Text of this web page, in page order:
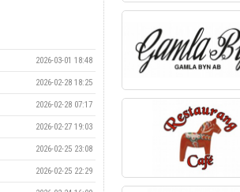
2026-03-01 18:48
2026-02-28 18:25
2026-02-28 07:17
2026-02-27 19:03
2026-02-25 23:08
2026-02-25 22:29